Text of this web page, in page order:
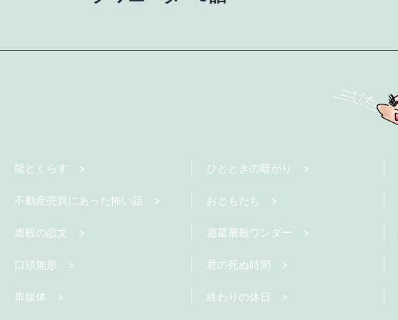
ゲ
ー
シ
龍とくらす ひとときの暗がり
不動産売買にあった怖い話 おともだち
虐殺の恋文 遊星屠殺ワンダー
口頭無形 君の死ぬ時間
扉媒体 終わりの休日